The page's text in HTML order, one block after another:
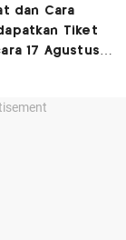
dan Cara
Tiket
17 Agustus